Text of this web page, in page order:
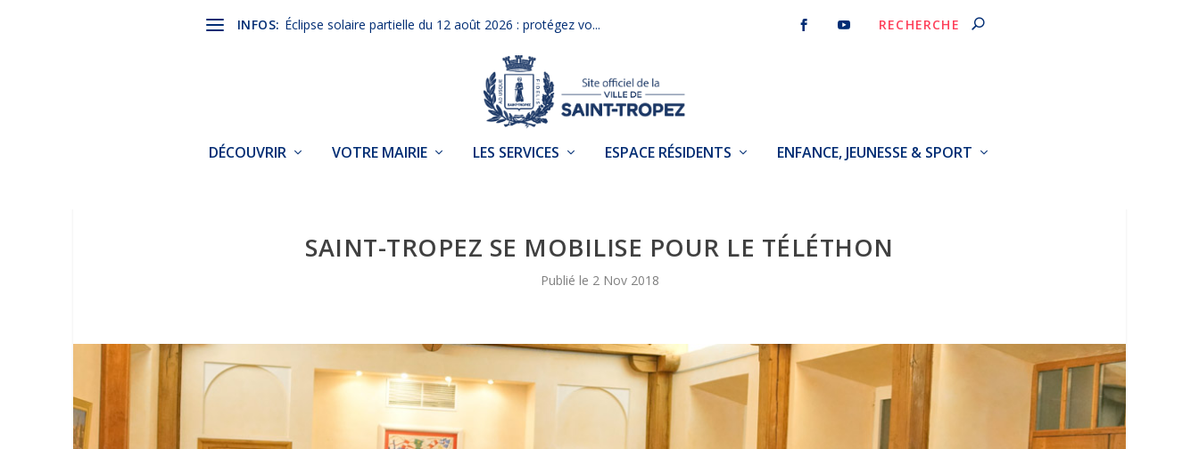
INFOS: Éclipse solaire partielle du 12 août 2026 : protégez vo...
DÉCOUVRIR VOTRE MAIRIE LES SERVICES ESPACE RÉSIDENTS ENFANCE, JEUNESSE & SPORT
SAINT-TROPEZ SE MOBILISE POUR LE TÉLÉTHON
2 Nov 2018